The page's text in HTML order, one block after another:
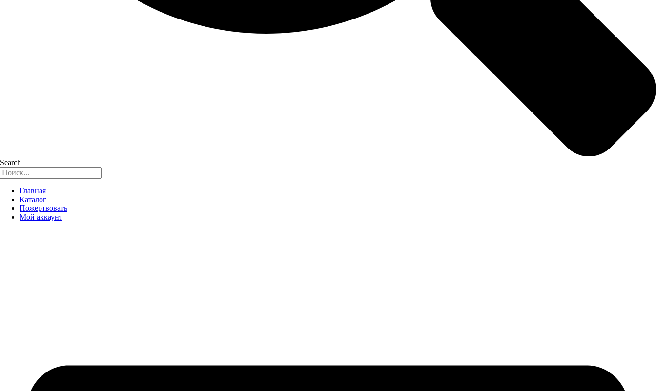
Search
Главная
Каталог
Пожертвовать
Мой аккаунт